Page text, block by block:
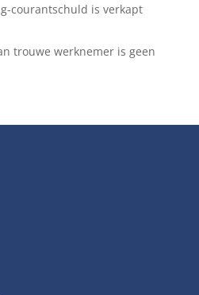
courantschuld is verkapt
trouwe werknemer is geen